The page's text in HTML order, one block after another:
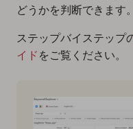
どうかを判断できます。
ステップバイステップ
イド をご覧ください。